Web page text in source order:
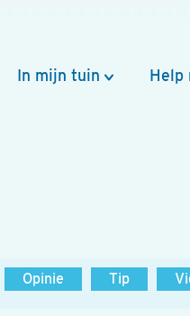
In mijn tuin Help
Opinie Tip